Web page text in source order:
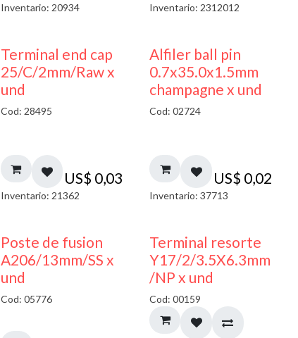
Inventario: 20934 Inventario: 2312012
Terminal end cap
25/C/2mm/Raw x
und
Cod: 28495
US$ 0,03
Inventario: 21362
Alfiler ball pin
0.7x35.0x1.5mm
champagne x und
Cod: 02724
US$ 0,02
Inventario: 37713
Poste de fusion
A206/13mm/SS x
und
Cod: 05776 50% DESCUENTO
Terminal resorte
Y17/2/3.5X6.3mm
/NP x und
Cod: 00159